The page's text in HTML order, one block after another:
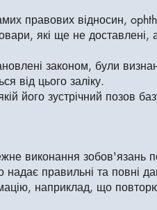
правових відносин,
які ще не
законом, були
від цього заліку.
його зустрічний позов
виконання зобов'язань
правильні та повні
наприклад, що